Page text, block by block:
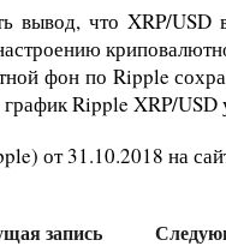
что XRP/USD
фон по Ripple
Ripple XRP/
от 31.10.2018 на
запись